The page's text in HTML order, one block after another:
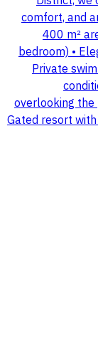
comfort, and
400 m²
bedroom) •
Private
overlooking
Gated resort